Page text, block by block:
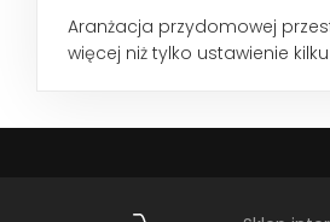
Aranżacja przydomowej
więcej niż tylko ustawienie